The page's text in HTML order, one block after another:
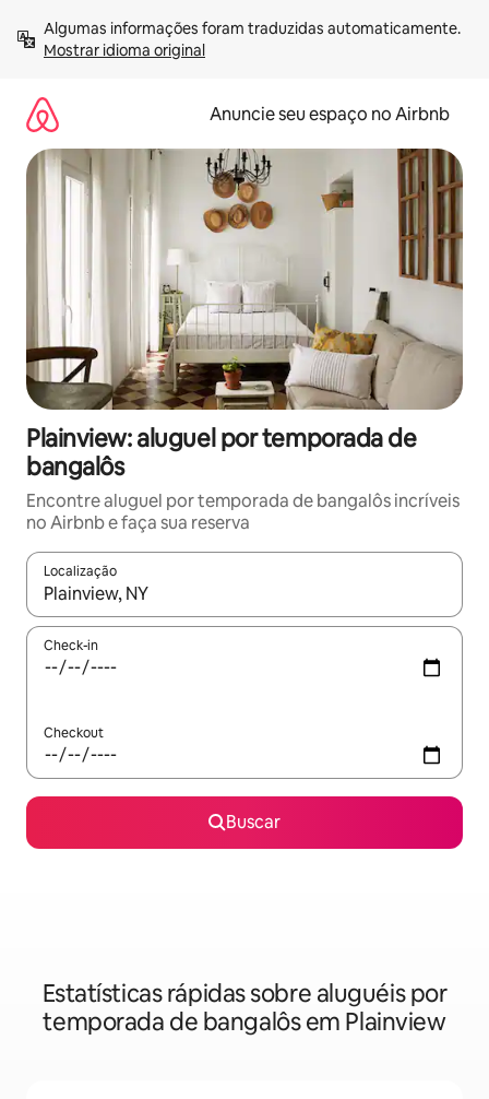
para
Mostrar idioma original
Anuncie seu espaço no Airbnb
Plainview: aluguel por temporada de
bangalôs
Encontre aluguel por temporada de bangalôs incríveis
no Airbnb e faça sua reserva
Localização
Quando os resultados estiverem disponíveis, explore-os
Check-in
Checkout
Buscar
Estatísticas rápidas sobre aluguéis por
temporada de bangalôs em Plainview